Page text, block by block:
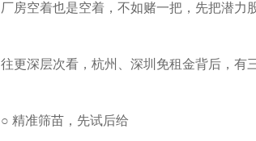
厂房空着也是空着，不如赌一把，先把潜力
往更深层次看，杭州、深圳免租金背后，有
○ 精准筛苗，先试后给